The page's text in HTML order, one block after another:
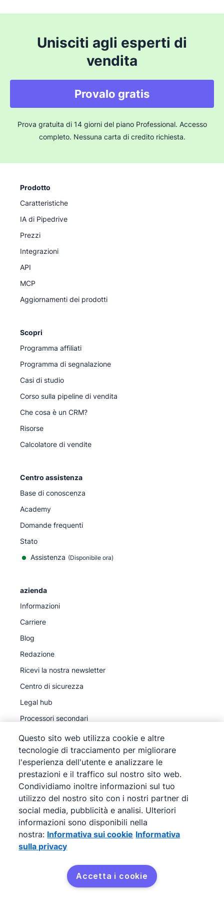
Unisciti agli esperti di
vendita
Provalo gratis
Prova gratuita di 14 giorni del piano Professional. Accesso
completo. Nessuna carta di credito richiesta.
Prodotto
Caratteristiche
IA di Pipedrive
Prezzi
Integrazioni
API
MCP
Aggiornamenti dei prodotti
Scopri
Programma affiliati
Programma di segnalazione
Casi di studio
Corso sulla pipeline di vendita
Che cosa è un CRM?
Risorse
Calcolatore di vendite
Centro assistenza
Base di conoscenza
Academy
Domande frequenti
Stato
Assistenza (Disponibile ora)
azienda
Informazioni
Carriere
Blog
Redazione
Ricevi la nostra newsletter
Centro di sicurezza
Legal hub
Processori secondari
©2026Pipedrive
Pipedrive
Termini del servizio
Pipedrive
Informativa sulla privacy
Mappa del sito
Informativa sui cookie
Preferenze cookie
Pipedrive è una soluzione CRM di vendite basata su
Questo sito web utilizza cookie e altre
tecnologie di tracciamento per migliorare
l'esperienza dell'utente e analizzare le
prestazioni e il traffico sul nostro sito web.
Condividiamo inoltre informazioni sul tuo
utilizzo del nostro sito con i nostri partner di
social media, pubblicità e analisi. Ulteriori
informazioni sono disponibili nella
nostra: Informativa sui cookie Informativa
sulla privacy
Accetta i cookie